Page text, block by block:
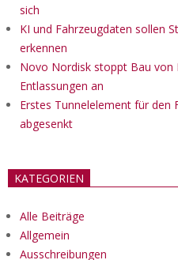
sich
KI und Fahrzeugdaten sollen
erkennen
Novo Nordisk stoppt Bau von
Entlassungen an
Erstes Tunnelelement für den
abgesenkt
KATEGORIEN
Alle Beiträge
Allgemein
Ausschreibungen